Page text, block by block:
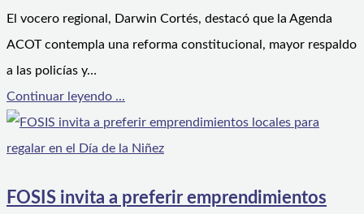
El vocero regional, Darwin Cortés, destacó que la Agenda
ACOT contempla una reforma constitucional, mayor respaldo
a las policías y…
Continuar leyendo ...
FOSIS invita a preferir emprendimientos